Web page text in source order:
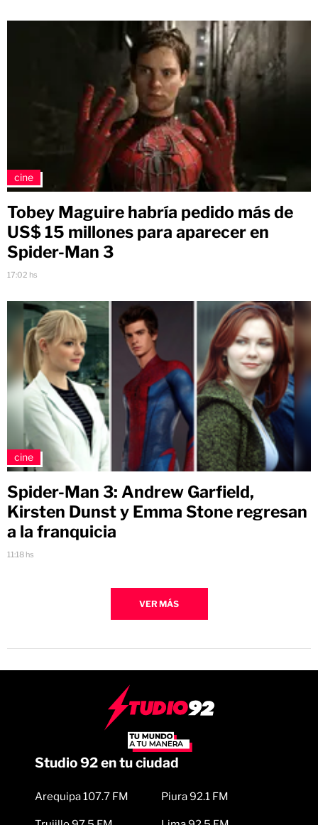
cine
Tobey Maguire habría pedido más de
US$ 15 millones para aparecer en
Spider-Man 3
17:02 hs
cine
Spider-Man 3: Andrew Garfield,
Kirsten Dunst y Emma Stone regresan
a la franquicia
11:18 hs
VER MÁS
Studio 92 en tu ciudad
Arequipa 107.7 FM Piura 92.1 FM